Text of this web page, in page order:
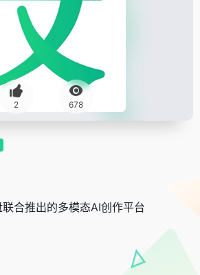
2 678
合推出的多模态AI创作平台